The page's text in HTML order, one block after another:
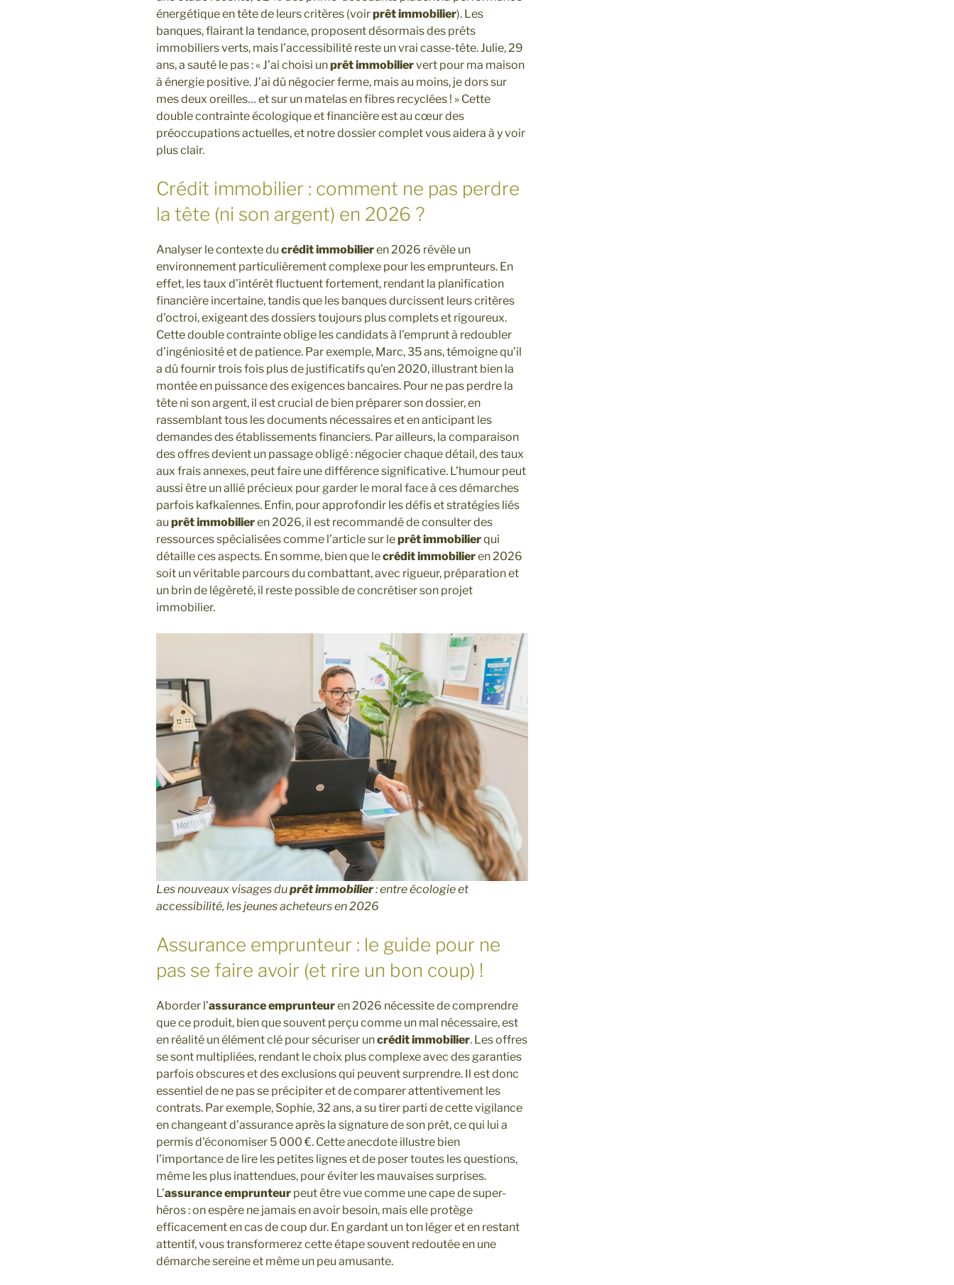
énergétique en tête de leurs critères (voirprêt immobilier). Les
banques, flairant la tendance, proposent désormais des prêts
immobiliers verts, mais l’accessibilité reste un vrai casse-tête. Julie, 29
ans, a sauté le pas : « J’ai choisi unprêt immobiliervert pour ma maison
à énergie positive. J’ai dû négocier ferme, mais au moins, je dors sur
mes deux oreilles… et sur un matelas en fibres recyclées ! » Cette
double contrainte écologique et financière est au cœur des
préoccupations actuelles, et notre dossier complet vous aidera à y voir
plus clair.
Crédit immobilier : comment ne pas perdre
la tête (ni son argent) en 2026 ?
Analyser le contexte du crédit immobilieren 2026 révèle un
environnement particulièrement complexe pour les emprunteurs. En
effet, les taux d’intérêt fluctuent fortement, rendant la planification
financière incertaine, tandis que les banques durcissent leurs critères
d’octroi, exigeant des dossiers toujours plus complets et rigoureux.
Cette double contrainte oblige les candidats à l’emprunt à redoubler
d’ingéniosité et de patience. Par exemple, Marc, 35 ans, témoigne qu’il
a dû fournir trois fois plus de justificatifs qu’en 2020, illustrant bien la
montée en puissance des exigences bancaires. Pour ne pas perdre la
tête ni son argent, il est crucial de bien préparer son dossier, en
rassemblant tous les documents nécessaires et en anticipant les
demandes des établissements financiers. Par ailleurs, la comparaison
des offres devient un passage obligé : négocier chaque détail, des taux
aux frais annexes, peut faire une différence significative. L’humour peut
aussi être un allié précieux pour garder le moral face à ces démarches
parfois kafkaïennes. Enfin, pour approfondir les défis et stratégies liés
au prêt immobilieren 2026, il est recommandé de consulter des
ressources spécialisées comme l’article sur leprêt immobilierqui
détaille ces aspects. En somme, bien que lecrédit immobilieren 2026
soit un véritable parcours du combattant, avec rigueur, préparation et
un brin de légèreté, il reste possible de concrétiser son projet
immobilier.
Les nouveaux visages duprêt immobilier: entre écologie et
accessibilité, les jeunes acheteurs en 2026
Assurance emprunteur : le guide pour ne
pas se faire avoir (et rire un bon coup) !
Aborder l’assurance emprunteuren 2026 nécessite de comprendre
que ce produit, bien que souvent perçu comme un mal nécessaire, est
en réalité un élément clé pour sécuriser uncrédit immobilier. Les offres
se sont multipliées, rendant le choix plus complexe avec des garanties
parfois obscures et des exclusions qui peuvent surprendre. Il est donc
essentiel de ne pas se précipiter et de comparer attentivement les
contrats. Par exemple, Sophie, 32 ans, a su tirer parti de cette vigilance
en changeant d’assurance après la signature de son prêt, ce qui lui a
permis d’économiser 5 000 €. Cette anecdote illustre bien
l’importance de lire les petites lignes et de poser toutes les questions,
même les plus inattendues, pour éviter les mauvaises surprises.
L’assurance emprunteur peut être vue comme une cape de super-
héros : on espère ne jamais en avoir besoin, mais elle protège
efficacement en cas de coup dur. En gardant un ton léger et en restant
attentif, vous transformerez cette étape souvent redoutée en une
démarche sereine et même un peu amusante.